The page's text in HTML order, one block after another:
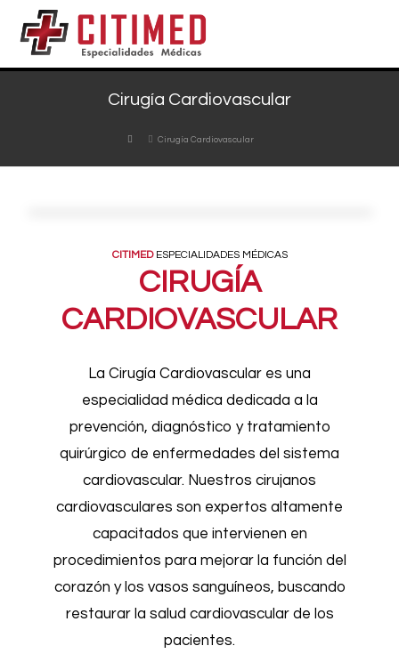
Cirugía Cardiovascular
Cirugía Cardiovascular
CITIMED ESPECIALIDADES MÉDICAS
CIRUGÍA
CARDIOVASCULAR
La Cirugía Cardiovascular es una
especialidad médica dedicada a la
prevención, diagnóstico y tratamiento
quirúrgico de enfermedades del sistema
cardiovascular. Nuestros cirujanos
cardiovasculares son expertos altamente
capacitados que intervienen en
procedimientos para mejorar la función del
corazón y los vasos sanguíneos, buscando
restaurar la salud cardiovascular de los
pacientes.